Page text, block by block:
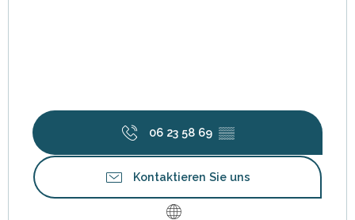
06 23 58 69 ▒▒
Kontaktieren Sie uns